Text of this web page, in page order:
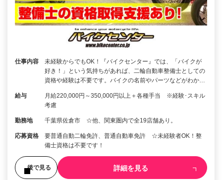
仕事内容
未経験からでもOK！『バイクセンター』では、「バイクが
好き！」という気持ちがあれば、二輪自動車整備士としての
資格や経験は不要です。バイクの名前やパーツなどがわか…
給与
月給220,000円～350,000円以上＋各種手当 ※経験･スキル
考慮
勤務地 千葉県佐倉市 ☆他、関東圏内で全19店舗あり。
応募資格
要普通自動二輪免許、普通自動車免許 ☆未経験者OK！整
備士資格は不要です！
後で見る 詳細を見る